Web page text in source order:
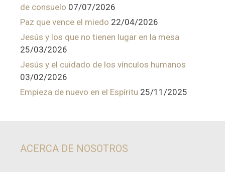
de consuelo 07/07/2026
Paz que vence el miedo 22/04/2026
Jesús y los que no tienen lugar en la mesa
25/03/2026
Jesús y el cuidado de los vínculos humanos
03/02/2026
Empieza de nuevo en el Espíritu 25/11/2025
ACERCA DE NOSOTROS